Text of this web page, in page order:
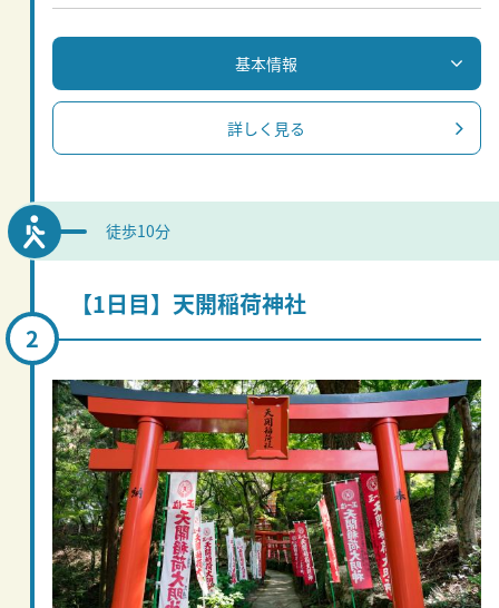
基本情報
詳しく見る
徒歩10分
【1日目】天開稲荷神社